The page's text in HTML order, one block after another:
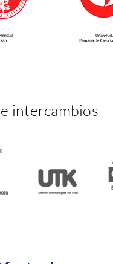
intercambios